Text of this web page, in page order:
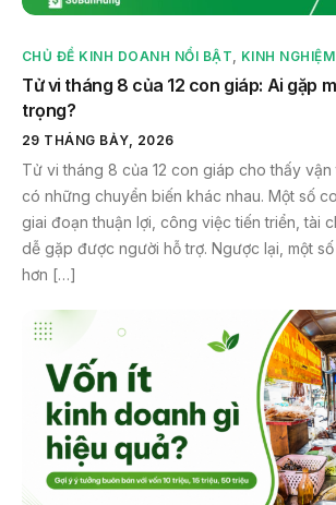
CHỦ ĐỀ KINH DOANH NỔI BẬT, KINH
Tử vi tháng 8 của 12 con giáp: Ai gặp
trọng?
29 THÁNG BẢY, 2026
Tử vi tháng 8 của 12 con giáp cho thấy vận
có những chuyển biến khác nhau. Một số
giai đoạn thuận lợi, công việc tiến triển, tài
dễ gặp được người hỗ trợ. Ngược lại, một
hơn […]